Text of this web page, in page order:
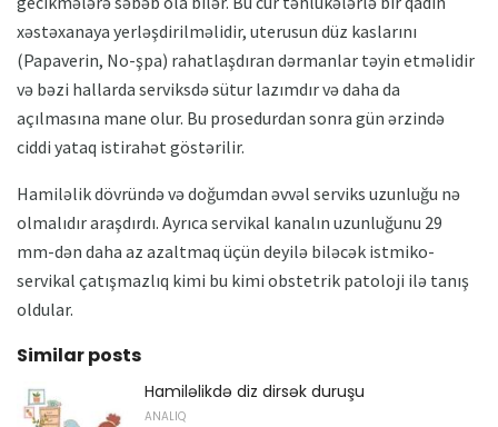
xəstəxanaya yerləşdirilməlidir, uterusun düz kaslarını
(Papaverin, No-şpa) rahatlaşdıran dərmanlar təyin etməlidir
və bəzi hallarda serviksdə sütur lazımdır və daha da
açılmasına mane olur. Bu prosedurdan sonra gün ərzində
ciddi yataq istirahət göstərilir.
Hamiləlik dövründə və doğumdan əvvəl serviks uzunluğu nə
olmalıdır araşdırdı. Ayrıca servikal kanalın uzunluğunu 29
mm-dən daha az azaltmaq üçün deyilə biləcək istmiko-
servikal çatışmazlıq kimi bu kimi obstetrik patoloji ilə tanış
oldular.
Similar posts
Hamiləlikdə diz dirsək duruşu
ANALIQ